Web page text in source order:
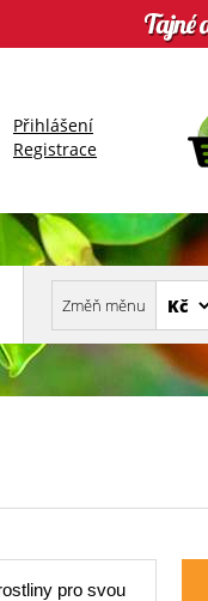
Přihlášení
Registrace
pro svou